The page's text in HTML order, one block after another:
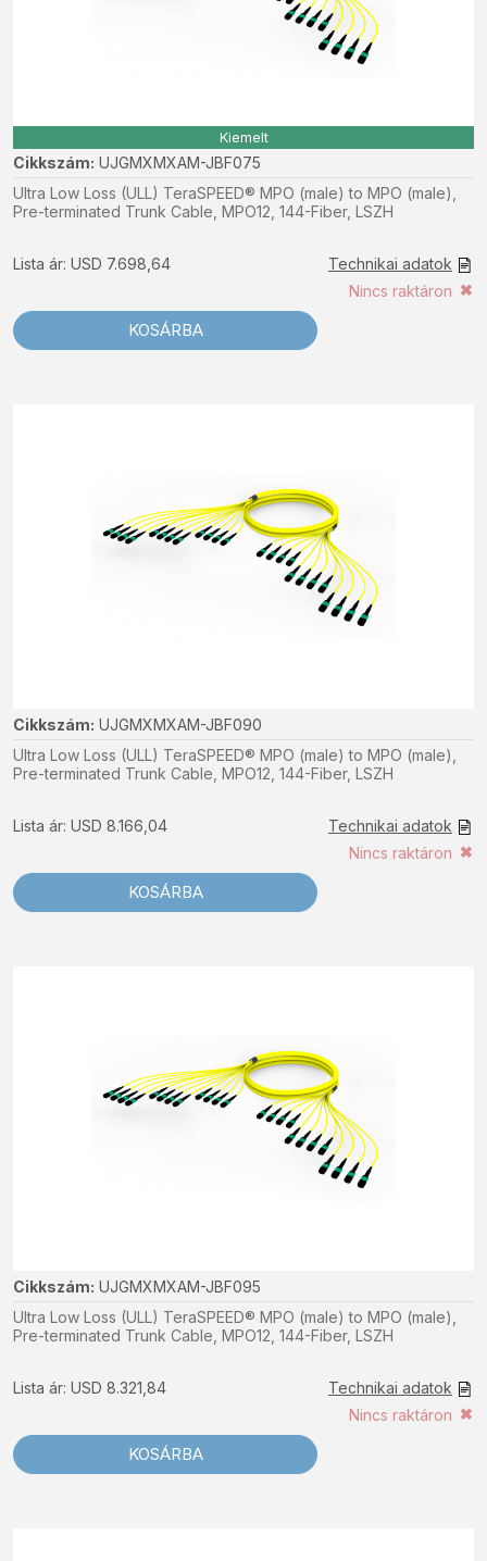
Kiemelt
Cikkszám: UJGMXMXAM-JBF075
Ultra Low Loss (ULL) TeraSPEED® MPO (male) to MPO (male),
Pre-terminated Trunk Cable, MPO12, 144-Fiber, LSZH
Technikai adatok
Lista ár: USD 7.698,64
Nincs raktáron
KOSÁRBA
Cikkszám: UJGMXMXAM-JBF090
Ultra Low Loss (ULL) TeraSPEED® MPO (male) to MPO (male),
Pre-terminated Trunk Cable, MPO12, 144-Fiber, LSZH
Technikai adatok
Lista ár: USD 8.166,04
Nincs raktáron
KOSÁRBA
Cikkszám: UJGMXMXAM-JBF095
Ultra Low Loss (ULL) TeraSPEED® MPO (male) to MPO (male),
Pre-terminated Trunk Cable, MPO12, 144-Fiber, LSZH
Technikai adatok
Lista ár: USD 8.321,84
Nincs raktáron
KOSÁRBA